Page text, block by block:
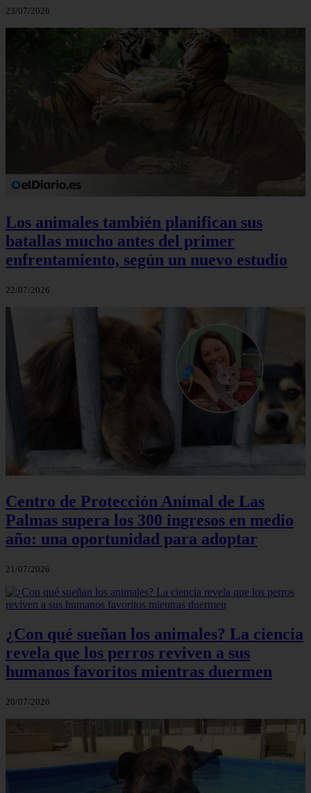
23/07/2026
Los animales también planifican sus
batallas mucho antes del primer
enfrentamiento, según un nuevo estudio
22/07/2026
Centro de Protección Animal de Las
Palmas supera los 300 ingresos en medio
año: una oportunidad para adoptar
21/07/2026
¿Con qué sueñan los animales? La ciencia
revela que los perros reviven a sus
humanos favoritos mientras duermen
20/07/2026